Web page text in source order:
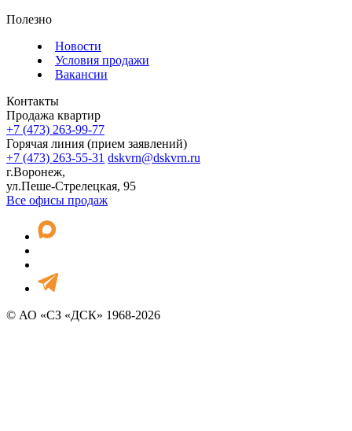
Полезно
Новости
Условия продажи
Вакансии
Контакты
Продажа квартир
+7 (473) 263-99-77
Горячая линия (прием заявлений)
+7 (473) 263-55-31 dskvrn@dskvrn.ru
г.Воронеж,
ул.Пеше-Стрелецкая, 95
Все офисы продаж
© АО «СЗ «ДСК» 1968-2026